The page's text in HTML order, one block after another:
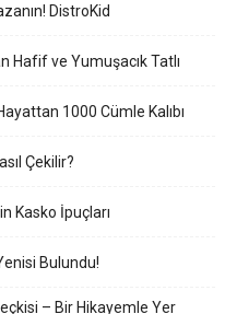
DistroKid
Hafif ve Yumuşacık Tatlı
1000 Cümle Kalıbı
Çekilir?
Kasko İpuçları
Bulundu!
– Bir Hikayemle Yer